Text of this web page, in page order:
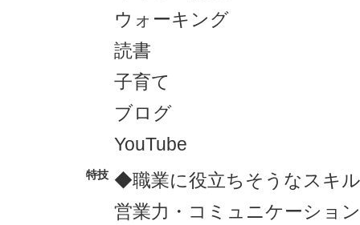
ウォーキング
読書
子育て
ブログ
YouTube
特技 ◆職業に役立ちそうなスキル
営業力・コミュニケーショ